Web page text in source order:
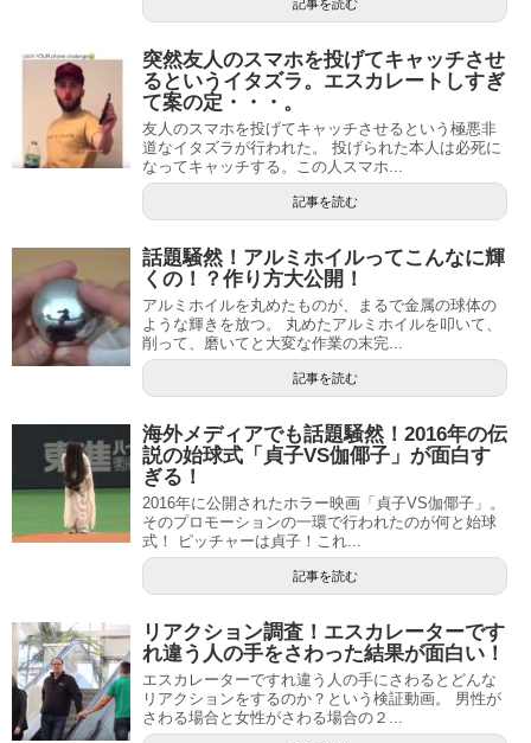
記事を読む
突然友人のスマホを投げてキャッチさせ
るというイタズラ。エスカレートしすぎ
て案の定・・・。
友人のスマホを投げてキャッチさせるという極悪非
道なイタズラが行われた。 投げられた本人は必死に
なってキャッチする。この人スマホ...
記事を読む
話題騒然！アルミホイルってこんなに輝
くの！？作り方大公開！
アルミホイルを丸めたものが、まるで金属の球体の
ような輝きを放つ。 丸めたアルミホイルを叩いて、
削って、磨いてと大変な作業の末完...
記事を読む
海外メディアでも話題騒然！2016年の伝
説の始球式「貞子VS伽倻子」が面白す
ぎる！
2016年に公開されたホラー映画「貞子VS伽倻子」。
そのプロモーションの一環で行われたのが何と始球
式！ ピッチャーは貞子！これ...
記事を読む
リアクション調査！エスカレーターです
れ違う人の手をさわった結果が面白い！
エスカレーターですれ違う人の手にさわるとどんな
リアクションをするのか？という検証動画。 男性が
さわる場合と女性がさわる場合の２...